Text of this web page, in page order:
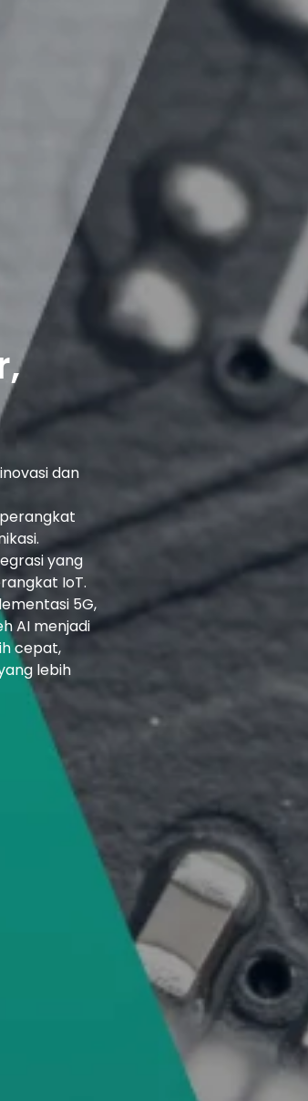
dan
yang
IoT.
5G,
AI menjadi
cepat,
lebih